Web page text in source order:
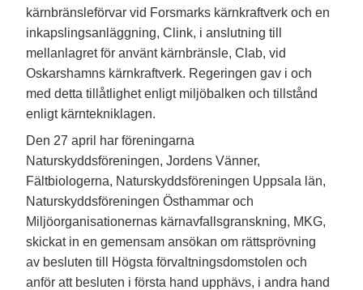
kärnbränsleförvar vid Forsmarks kärnkraftverk och en
inkapslingsanläggning, Clink, i anslutning till
mellanlagret för använt kärnbränsle, Clab, vid
Oskarshamns kärnkraftverk. Regeringen gav i och
med detta tillåtlighet enligt miljöbalken och tillstånd
enligt kärntekniklagen.
Den 27 april har föreningarna
Naturskyddsföreningen, Jordens Vänner,
Fältbiologerna, Naturskyddsföreningen Uppsala län,
Naturskyddsföreningen Östhammar och
Miljöorganisationernas kärnavfallsgranskning, MKG,
skickat in en gemensam ansökan om rättsprövning
av besluten till Högsta förvaltningsdomstolen och
anför att besluten i första hand upphävs, i andra hand